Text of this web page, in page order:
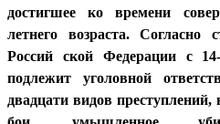
достигшее ко времени
летнего возраста. Согласно
Россий ской Федерации с 14-
подлежит уголовной
двадцати видов преступлений,